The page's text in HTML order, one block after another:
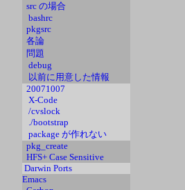
src の場合
bashrc
pkgsrc
各論
問題
debug
以前に用意した情報
20071007
X-Code
/cvslock
./bootstrap
package が作れない
pkg_create
HFS+ Case Sensitive
Darwin Ports
Emacs